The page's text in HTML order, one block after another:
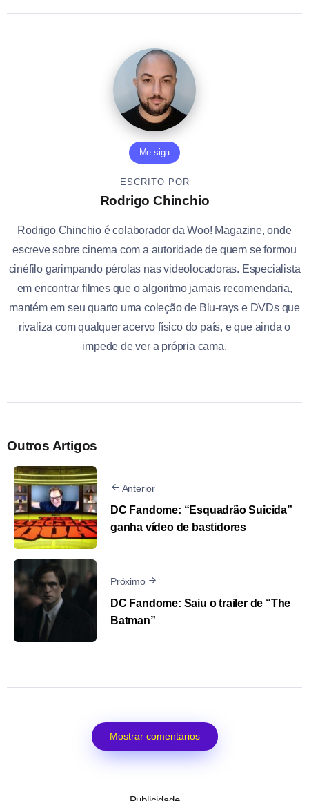
Me siga
ESCRITO POR
Rodrigo Chinchio
Rodrigo Chinchio é colaborador da Woo! Magazine, onde
escreve sobre cinema com a autoridade de quem se formou
cinéfilo garimpando pérolas nas videolocadoras. Especialista
em encontrar filmes que o algoritmo jamais recomendaria,
mantém em seu quarto uma coleção de Blu-rays e DVDs que
rivaliza com qualquer acervo físico do país, e que ainda o
impede de ver a própria cama.
Outros Artigos
Anterior
DC Fandome: “Esquadrão Suicida”
ganha vídeo de bastidores
Próximo
DC Fandome: Saiu o trailer de “The
Batman”
Mostrar comentários